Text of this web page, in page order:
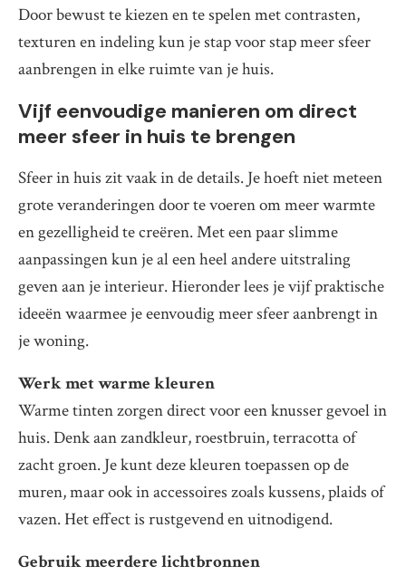
Door bewust te kiezen en te spelen met contrasten,
texturen en indeling kun je stap voor stap meer sfeer
aanbrengen in elke ruimte van je huis.
Vijf eenvoudige manieren om direct
meer sfeer in huis te brengen
Sfeer in huis zit vaak in de details. Je hoeft niet meteen
grote veranderingen door te voeren om meer warmte
en gezelligheid te creëren. Met een paar slimme
aanpassingen kun je al een heel andere uitstraling
geven aan je interieur. Hieronder lees je vijf praktische
ideeën waarmee je eenvoudig meer sfeer aanbrengt in
je woning.
Werk met warme kleuren
Warme tinten zorgen direct voor een knusser gevoel in
huis. Denk aan zandkleur, roestbruin, terracotta of
zacht groen. Je kunt deze kleuren toepassen op de
muren, maar ook in accessoires zoals kussens, plaids of
vazen. Het effect is rustgevend en uitnodigend.
Gebruik meerdere lichtbronnen